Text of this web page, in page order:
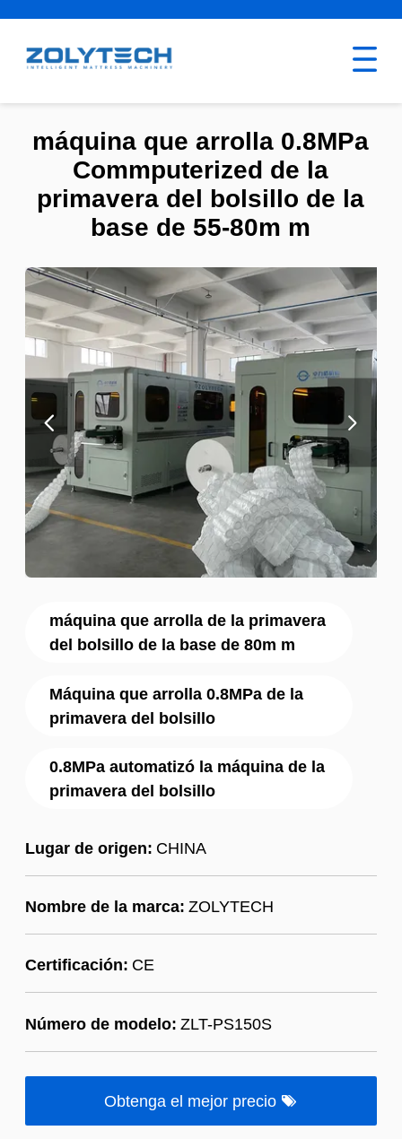
máquina que arrolla de la primavera
del bolsillo de la base de 80m m
Máquina que arrolla 0.8MPa de la
primavera del bolsillo
0.8MPa automatizó la máquina de la
primavera del bolsillo
Lugar de origen: CHINA
Nombre de la marca: ZOLYTECH
Certificación: CE
Número de modelo: ZLT-PS150S
Obtenga el mejor precio
máquina que arrolla 0.8MPa
Commputerized de la
primavera del bolsillo de la
base de 55-80m m